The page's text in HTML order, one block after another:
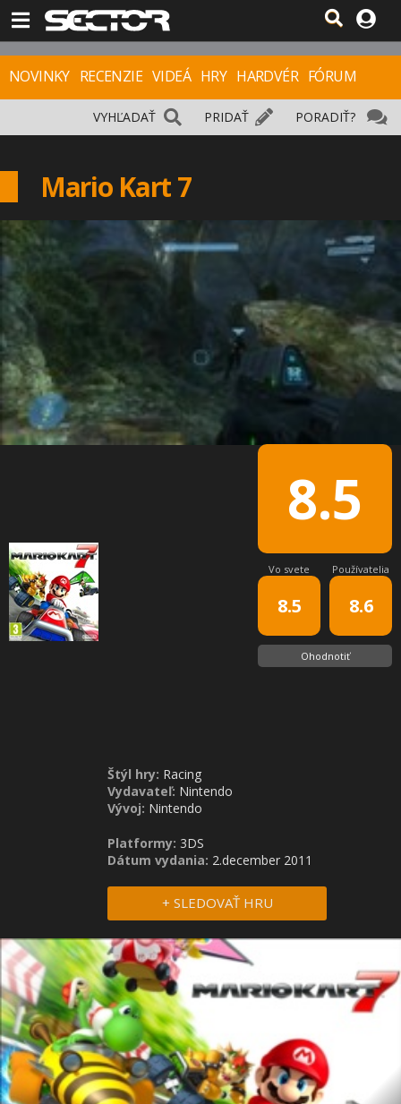
NOVINKY RECENZIE VIDEÁ HRY HARDVÉR FÓRUM
PORADIŤ?
PRIDAŤ
VYHĽADAŤ
Mario Kart 7
8.5
Vo svete
8.5
Používatelia
8.6
Ohodnotiť
Štýl hry: Racing
Vydavateľ: Nintendo
Vývoj: Nintendo
Platformy: 3DS
Dátum vydania: 2.december 2011
+ SLEDOVAŤ HRU